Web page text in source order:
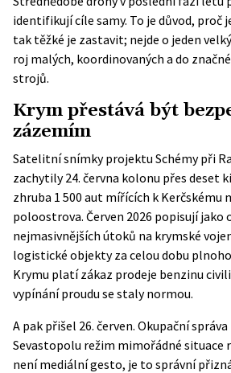
identifikují cíle samy. To je důvod, proč
tak těžké je zastavit; nejde o jeden
roj malých, koordinovaných a do
strojů.
Krym přestává být
zázemím
Satelitní snímky projektu Schémy při
zachytily 24. června kolonu přes deset
zhruba 1 500 aut mířících k Kerčskému
poloostrova. Červen 2026 popisují jako
nejmasivnějších útoků na krymské
logistické objekty za celou dobu
Krymu platí zákaz prodeje benzinu
vypínání proudu se staly normou.
A pak přišel 26. červen. Okupační
Sevastopolu režim mimořádné situace
není mediální gesto, je to správní